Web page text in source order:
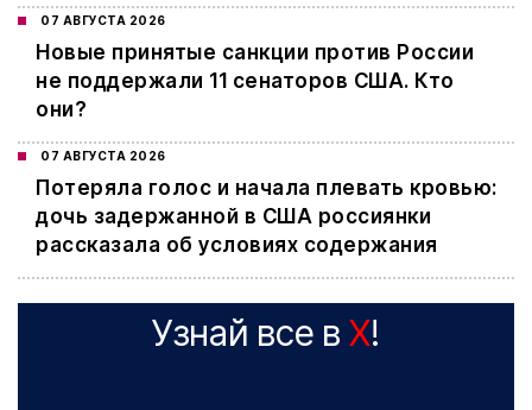
07 АВГУСТА 2026
Новые принятые санкции против России
не поддержали 11 сенаторов США. Кто
они?
07 АВГУСТА 2026
Потеряла голос и начала плевать кровью:
дочь задержанной в США россиянки
рассказала об условиях содержания
Узнай все в X!